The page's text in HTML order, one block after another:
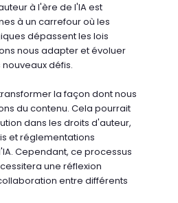
à l'ère de l'IA est
à un carrefour où les
dépassent les lois
nous adapter et évoluer
défis.
la façon dont nous
du contenu. Cela pourrait
dans les droits d'auteur,
et réglementations
Cependant, ce processus
une réflexion
entre différents